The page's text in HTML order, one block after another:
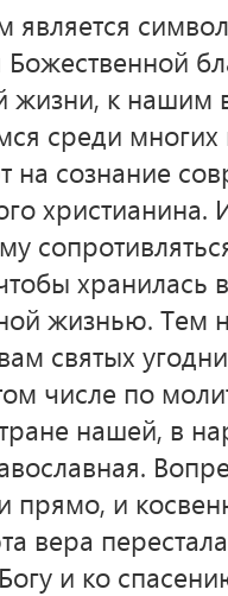
Божественной
жизни, к нашим
среди
на сознание
христианина.
хранилась
жизнью. Тем
святых
числе по
нашей, в
прямо, и
вера
и ко